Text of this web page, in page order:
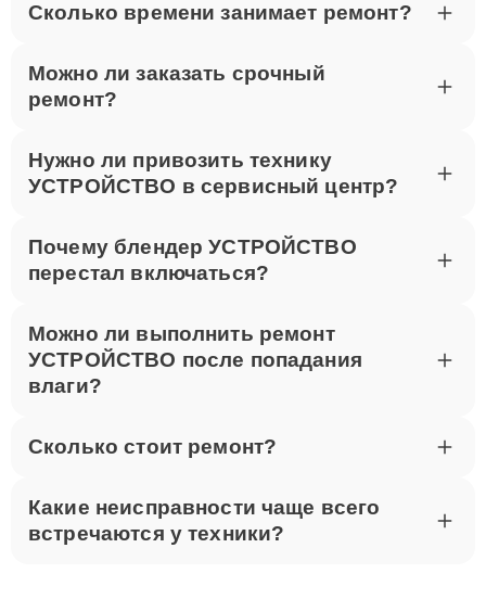
Сколько времени занимает ремонт?
Можно ли заказать срочный
ремонт?
Нужно ли привозить технику
УСТРОЙСТВО в сервисный центр?
Почему блендер УСТРОЙСТВО
перестал включаться?
Можно ли выполнить ремонт
УСТРОЙСТВО после попадания
влаги?
Сколько стоит ремонт?
Какие неисправности чаще всего
встречаются у техники?